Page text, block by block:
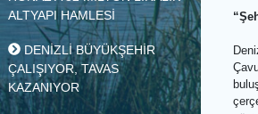
ÇOCUKLARA ÖZEL ETKİNLİK
DENİZLİ BÜYÜKŞEHİR’DEN
HONAZ’A 32 MİLYON LİRALIK
ALTYAPI HAMLESİ